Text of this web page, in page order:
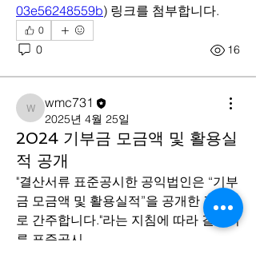
03e56248559b) 링크를 첨부합니다.
0
0 16
wmc731
wmc731
2025년 4월 25일
2024 기부금 모금액 및 활용실
적 공개
"결산서류 표준공시한 공익법인은 “기부
금 모금액 및 활용실적”을 공개한 것으
로 간주합니다."라는 지침에 따라 결산서
류 표준공시